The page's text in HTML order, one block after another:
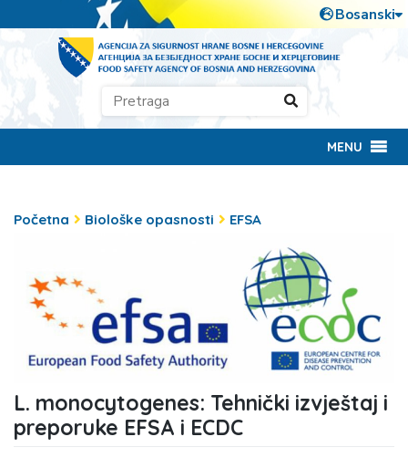
MENU
Početna Biološke opasnosti EFSA
L. monocytogenes: Tehnički izvještaj i
preporuke EFSA i ECDC